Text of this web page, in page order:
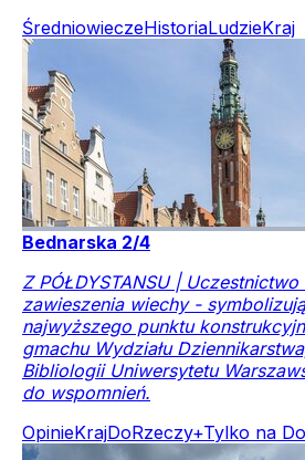
ŚredniowieczeHistoriaLudzieKraj
Bednarska 2/4
Z PÓŁDYSTANSU |
zawieszenia wiechy -
najwyższego punktu
gmachu Wydziału
Bibliologii Uniwersytetu
do wspomnień.
OpinieKrajDoRzeczy+Tylko na